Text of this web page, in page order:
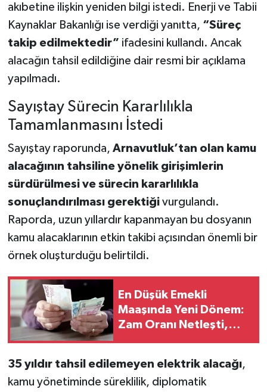
akıbetine ilişkin yeniden bilgi istedi. Enerji ve Tabii
Kaynaklar Bakanlığı ise verdiği yanıtta, “Süreç
takip edilmektedir” ifadesini kullandı. Ancak
alacağın tahsil edildiğine dair resmi bir açıklama
yapılmadı.
Sayıştay Sürecin Kararlılıkla
Tamamlanmasını İstedi
Sayıştay raporunda, Arnavutluk’tan olan kamu
alacağının tahsiline yönelik girişimlerin
sürdürülmesi ve sürecin kararlılıkla
sonuçlandırılması gerektiğivurgulandı.
Raporda, uzun yıllardır kapanmayan bu dosyanın
kamu alacaklarının etkin takibi açısından önemli bir
örnek oluşturduğu belirtildi.
En Düşük Emekli
Maaşında Yeni Dönem:
Zam Oranı Netleşti,
35 yıldır tahsil edilemeyen elektrik alacağı,
kamu yönetiminde süreklilik, diplomatik